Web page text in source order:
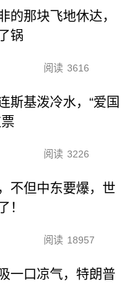
的那块飞地休达，
锅
阅读 3616
斯基泼冷水，“爱国
阅读 3226
不但中东要爆，世
！
阅读 18957
一口凉气，特朗普